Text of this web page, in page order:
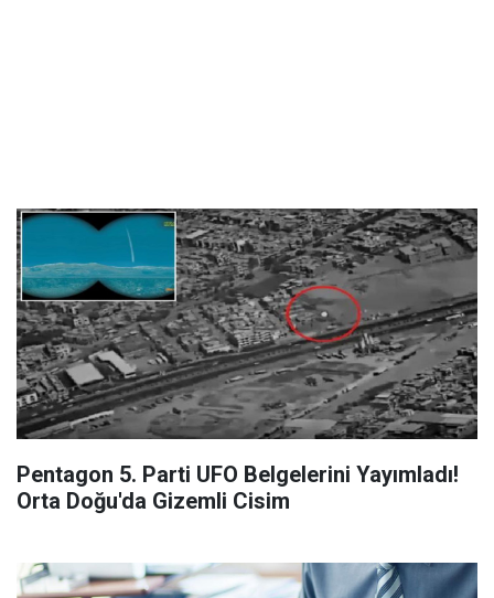
Pentagon 5. Parti UFO Belgelerini Yayımladı!
Orta Doğu'da Gizemli Cisim